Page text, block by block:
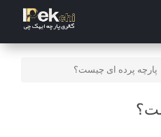
پارچه پرده ای چیست؟